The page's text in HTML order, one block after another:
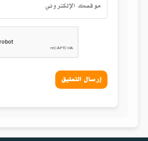
إرسال التعليق